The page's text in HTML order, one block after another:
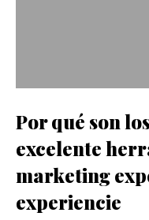
Por qué son
excelente
marketing
experiencie